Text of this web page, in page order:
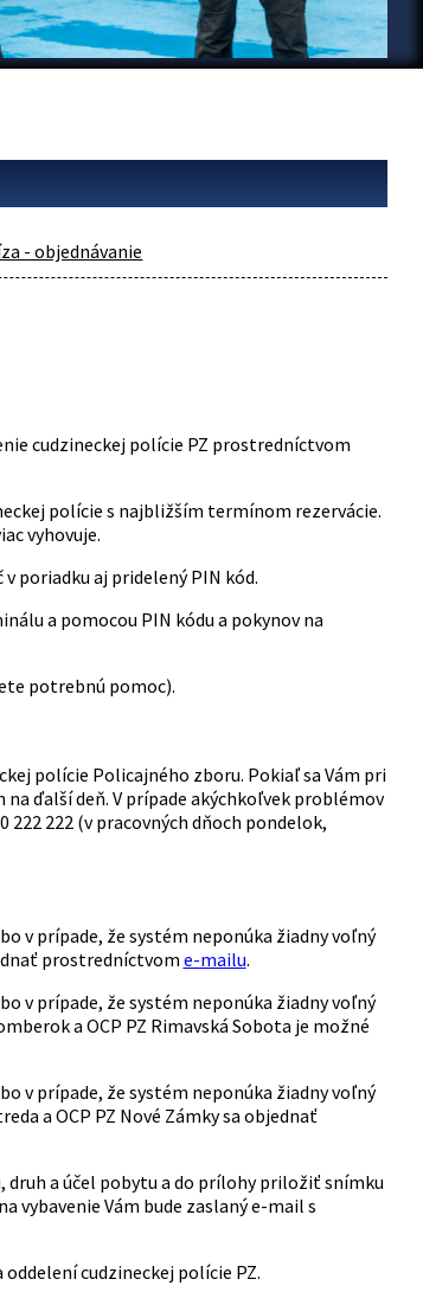
- objednávanie
cudzineckej polície PZ prostredníctvom
polície s najbližším termínom rezervácie.
vyhovuje.
poriadku aj pridelený PIN kód.
a pomocou PIN kódu a pokynov na
potrebnú pomoc).
polície Policajného zboru. Pokiaľ sa Vám pri
ďalší deň. V prípade akýchkoľvek problémov
222 (v pracovných dňoch pondelok,
v prípade, že systém neponúka žiadny voľný
prostredníctvom e-mailu.
v prípade, že systém neponúka žiadny voľný
a OCP PZ Rimavská Sobota je možné
v prípade, že systém neponúka žiadny voľný
a OCP PZ Nové Zámky sa objednať
a účel pobytu a do prílohy priložiť snímku
vybavenie Vám bude zaslaný e-mail s
cudzineckej polície PZ.